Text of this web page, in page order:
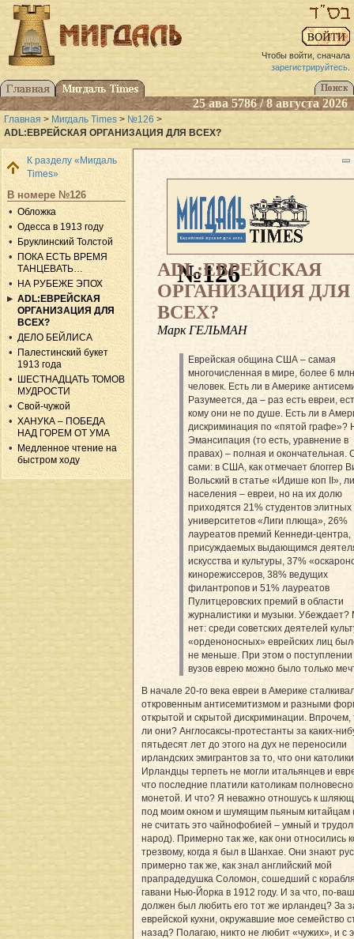
Чтобы войти, сначала
зарегистрируйтесь.
25 ава 5786 / 8 августа 2026
Главная > Мигдаль Times > №126 >
ADL:ЕВРЕЙСКАЯ ОРГАНИЗАЦИЯ ДЛЯ ВСЕХ?
К разделу «Мигдаль
Times»
В номере №126
Обложка
Одесса в 1913 году
Бруклинский Толстой
ПОКА ЕСТЬ ВРЕМЯ
ТАНЦЕВАТЬ…
НА РУБЕЖЕ ЭПОХ
ADL:ЕВРЕЙСКАЯ
ОРГАНИЗАЦИЯ ДЛЯ
ВСЕХ?
ДЕЛО БЕЙЛИСА
Палестинский букет
1913 года
ШЕСТНАДЦАТЬ ТОМОВ
МУДРОСТИ
Свой-чужой
ХАНУКА – ПОБЕДА
НАД ГОРЕМ ОТ УМА
Медленное чтение на
быстром ходу
№126
ADL:ЕВРЕЙСКАЯ
ОРГАНИЗАЦИЯ ДЛЯ
ВСЕХ?
Марк ГЕЛЬМАН
Еврейская община США – самая
многочисленная в мире, более 6
человек. Есть ли в Америке
Разумеется, да – раз есть евреи,
кому они не по душе. Есть ли в
дискриминация по «пятой графе»?
Эмансипация (то есть, уравнение в
правах) – полная и окончательная.
сами: в США, как отмечает блоггер
Вольский в статье «Идише коп II»,
населения – евреи, но на их долю
приходятся 21% студентов элитных
университетов «Лиги плюща», 26%
лауреатов премий Кеннеди-центра,
присуждаемых выдающимся
искусства и культуры, 37%
кинорежиссеров, 38% ведущих
филантропов и 51% лауреатов
Пулитцеровских премий в области
журналистики и музыки. Убеждает?
нет: среди советских деятелей
«орденоносных» еврейских лиц
не меньше. При этом о поступлении
вузов еврею можно было только
В начале 20-го века евреи в Америке
откровенным антисемитизмом и разными
открытой и скрытой дискриминации. Впрочем,
ли они? Англосаксы-протестанты за каких-
пятьдесят лет до этого на дух не переносили
ирландских эмигрантов за то, что они
Ирландцы терпеть не могли итальянцев и
что последние платили католикам
монетой. И что? Я неважно отношусь к
под моим окном и шумящим пьяным китайцам
не считать это чайнофобией – умный и
народ). Примерно так же, как они относились
трезвому, когда я был в Шанхае. Они знают
примерно так же, как знал английский мой
прапрадедушка Соломон, сошедший с
гавани Нью-Йорка в 1912 году. И за что, по-
должен был любить его тот же ирландец? За
еврейской кухни, окружавшие мое семейство
назад? Полагаю, никто не любит «чужих», и с